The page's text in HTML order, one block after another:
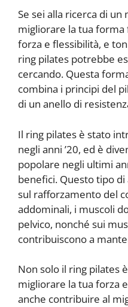
Se sei alla ricerca di
migliorare la tua forma
forza e flessibilità, e
ring pilates potrebbe
cercando. Questa
combina i principi del
di un anello di
Il ring pilates è stato
negli anni ’20, ed è
popolare negli ultimi
benefici. Questo tipo
sul rafforzamento del
addominali, i muscoli
pelvico, nonché sui
contribuiscono a
Non solo il ring pilates
migliorare la tua forza
anche contribuire al